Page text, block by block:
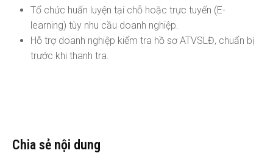
Tổ chức huấn luyện tại chỗ hoặc trực tuyến (E-
learning) tùy nhu cầu doanh nghiệp.
Hỗ trợ doanh nghiệp kiểm tra hồ sơ ATVSLĐ, chuẩn bị
trước khi thanh tra.
Chia sẻ nội dung